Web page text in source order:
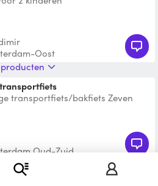
Oost
transportfiets/bakfiets Zeven
werkend
Oud-Zuid
goed onderhouden bakfiets